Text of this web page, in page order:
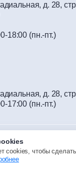
д. 28,
18:00 (пн.-пт.)
д. 28,
17:00 (пн.-пт.)
Р»
cookies, чтобы